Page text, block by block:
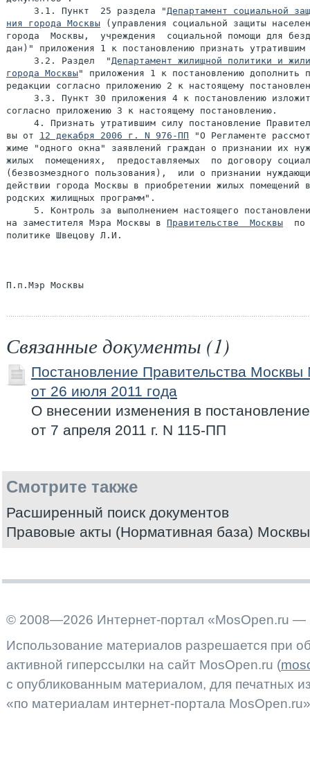
     3.1. Пункт  25 раздела "
Департамент социальной
ния города Москвы (управления социальной защиты
города  Москвы,  учреждения  социальной помощи для
дан)" приложения 1 к постановлению признать
     3.2. Раздел  "
Департамент жилищной политики и
города Москвы" приложения 1 к постановлению дополнить
редакции согласно приложению 2 к настоящему
3.3. Пункт 30 приложения 4 к постановлению
согласно приложению 3 к настоящему постановлению.
4. Признать утратившим силу постановление
вы от 12 декабря 2006 г. N 976-ПП "О Регламенте
жиме "одного окна" заявлений граждан о признании их
жилых  помещениях,  предоставляемых  по договору
(безвозмездного пользования),  или о признании
действии города Москвы в приобретении жилых помещений
родских жилищных программ".
5. Контроль за выполнением настоящего
на заместителя Мэра Москвы в Правительстве  Москвы
по
политике Швецову Л.И.
Связанные документы (1)
Постановление Правительства
от 26 июля 2011 года
О внесении изменения в
от 7 апреля 2011 г. N 115-ПП
Смотрите также
Расширенный поиск документов
Правовые акты (Нормативная база) Москвы
© 2008—2026 Интернет-портал «MosOpen.ru —
Использование материалов разрешается при
активной гиперссылки на сайт MosOpen.ru (
с опубликованным материалом, для печатных
«по материалам интернет-портала